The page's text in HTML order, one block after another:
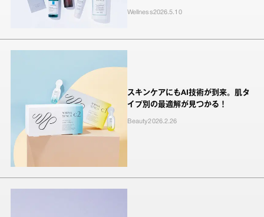
Wellness2026.5.10
スキンケアにもAI技術が到来。肌タ
イプ別の最適解が見つかる！
Beauty2026.2.26